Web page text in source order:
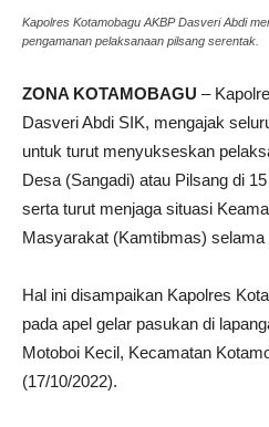
Kapolres Kotamobagu AKBP Dasveri Abdi
pengamanan pelaksanaan pilsang serentak.
ZONA KOTAMOBAGU –
Dasveri Abdi SIK, mengajak
untuk turut menyukseskan
Desa (Sangadi) atau Pilsang di
serta turut menjaga situasi
Masyarakat (Kamtibmas) selama
Hal ini disampaikan Kapolres
pada apel gelar pasukan di
Motoboi Kecil, Kecamatan
(17/10/2022).